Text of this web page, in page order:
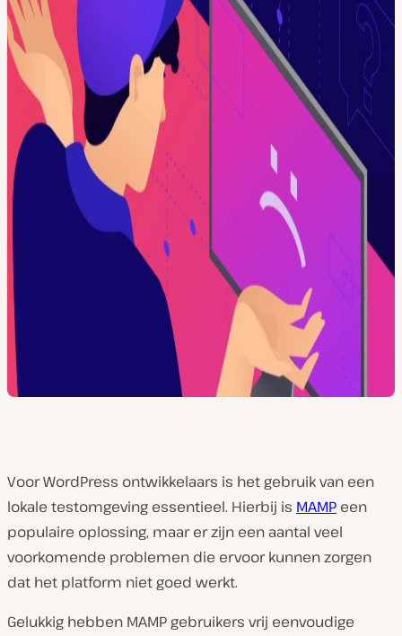
Voor WordPress ontwikkelaars is het gebruik van een
lokale testomgeving essentieel. Hierbij is MAMP een
populaire oplossing, maar er zijn een aantal veel
voorkomende problemen die ervoor kunnen zorgen
dat het platform niet goed werkt.
Gelukkig hebben MAMP gebruikers vrij eenvoudige